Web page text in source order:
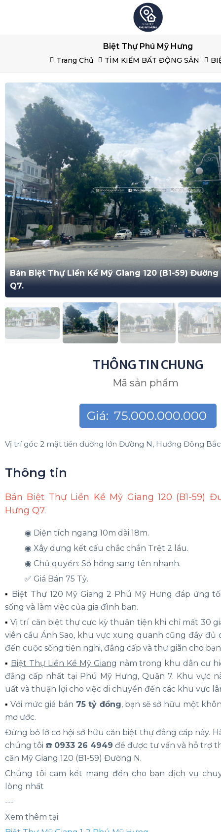
Biệt Thự Phú Mỹ Hưng
Trang Chủ TÌM KIẾM BẤT ĐỘNG SẢN
Bán Biệt Thự Liền Kề Mỹ Giang 120 (B1-59)
Q7.
THÔNG TIN CHUNG
Mã sản phẩm
Giá:75.000.000.000
Hưng Q7.
◉ Xây dựng kết cấu chắc chắn Trệt 2 lầu.
◉ Chủ quyền: Sổ hồng sang tên nhanh.
✅ Giá Bán 75 Tỷ.
Biệt Thự 120 Mỹ Giang 2 Phú Mỹ Hưng đáp ứng
sống và làm việc của gia đình bạn.
▪️Vị trí căn biệt thự cực kỳ thuận tiện khi chỉ mất 30
viên cầu Ánh Sao, khu vực xung quanh cũng đầy đủ
đến cuộc sống tiện nghi, đẳng cấp và thư giãn cho
▪️Biệt Thự Liền Kề Mỹ Giang nằm trong khu dân cư
đẳng cấp nhất tại Phú Mỹ Hưng, Quận 7. Khu vực
uất và thuận lợi cho việc di chuyển đến các khu vực
▪️Với mức giá bán 75 tỷ đồng, bạn sẽ sở hữu một
mơ ước.
Đừng bỏ lỡ cơ hội sở hữu căn biệt thự đẳng cấp này.
chúng tôi ☎️0933 26 4949để được tư vấn và hỗ trợ
căn Mỹ Giang 120 (B1-59) Đường N.
Chúng tôi cam kết mang đến cho bạn dịch vụ
lòng nhất
---
Biệt Thự Mỹ Giang 1-2 Phú Mỹ Hưng